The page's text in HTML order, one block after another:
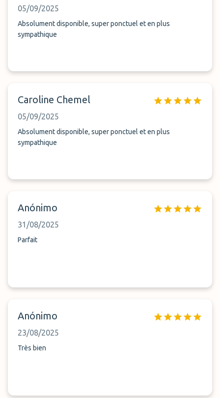
05/09/2025
Absolument disponible, super ponctuel et en plus
sympathique
Caroline Chemel
05/09/2025
Absolument disponible, super ponctuel et en plus
sympathique
Anónimo
31/08/2025
Parfait
Anónimo
23/08/2025
Très bien